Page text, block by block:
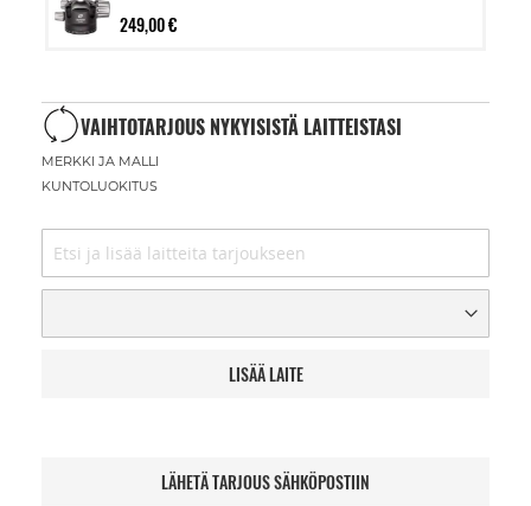
249,00 €
VAIHTOTARJOUS NYKYISISTÄ LAITTEISTASI
MERKKI JA MALLI
KUNTOLUOKITUS
LISÄÄ LAITE
LÄHETÄ TARJOUS SÄHKÖPOSTIIN